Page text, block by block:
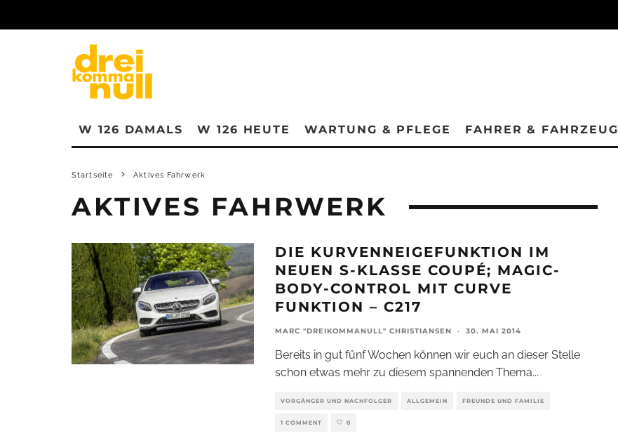
W 126 DAMALS W 126 HEUTE WARTUNG & PFLEGE FAHRER & FAHRZEUG
Startseite Aktives Fahrwerk
AKTIVES FAHRWERK
DIE KURVENNEIGEFUNKTION IM
NEUEN S-KLASSE COUPÉ; MAGIC-
BODY-CONTROL MIT CURVE
FUNKTION – C217
MARC "DREIKOMMANULL" CHRISTIANSEN · 30. MAI 2014
Bereits in gut fünf Wochen können wir euch an dieser Stelle
schon etwas mehr zu diesem spannenden Thema...
VORGÄNGER UND NACHFOLGER ALLGEMEIN FREUNDE UND FAMILIE
1 COMMENT 0